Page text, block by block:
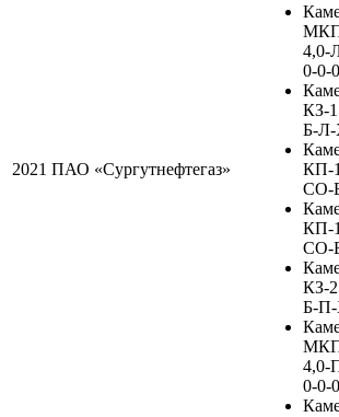
2021 ПАО «Сургутнефтегаз»
4,0-
0-0-
КЗ-
Б-
КП-
СО-
КП-
СО-
КЗ-
Б-
4,0-
0-0-